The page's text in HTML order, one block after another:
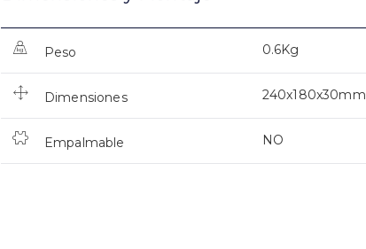
Peso 0.6Kg
Dimensiones 240x180x30mm
Empalmable NO